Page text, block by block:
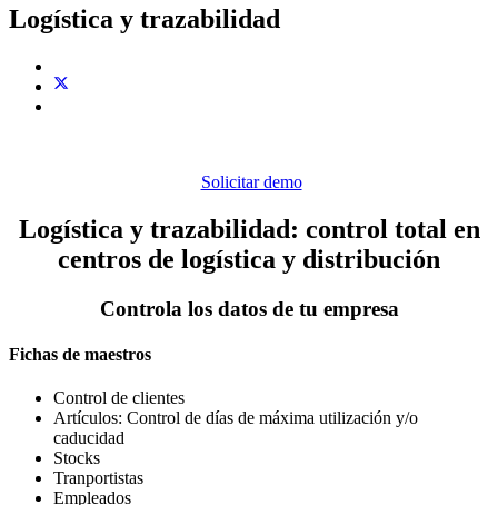
Logística y trazabilidad
Solicitar demo
Logística y trazabilidad: control total en
centros de logística y distribución
Controla los datos de tu empresa
Fichas de maestros
Control de clientes
Artículos: Control de días de máxima utilización y/o
caducidad
Stocks
Tranportistas
Empleados